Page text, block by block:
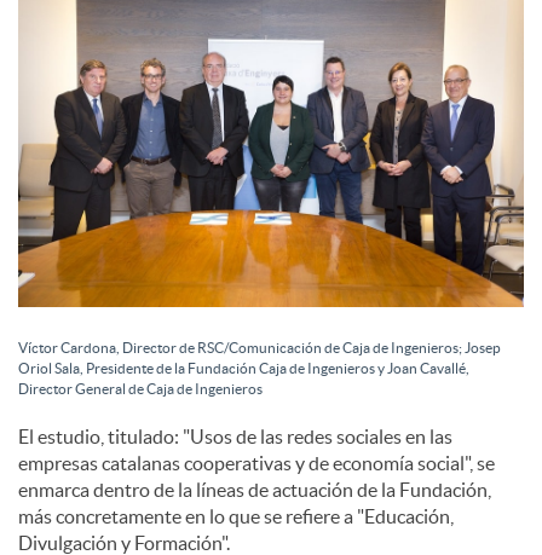
s
Víctor Cardona, Director de RSC/Comunicación de Caja de Ingenieros; Josep
Oriol Sala, Presidente de la Fundación Caja de Ingenieros y Joan Cavallé,
Director General de Caja de Ingenieros
El estudio, titulado: "Usos de las redes sociales en las
empresas catalanas cooperativas y de economía social", se
enmarca dentro de la líneas de actuación de la Fundación,
más concretamente en lo que se refiere a "Educación,
Divulgación y Formación".